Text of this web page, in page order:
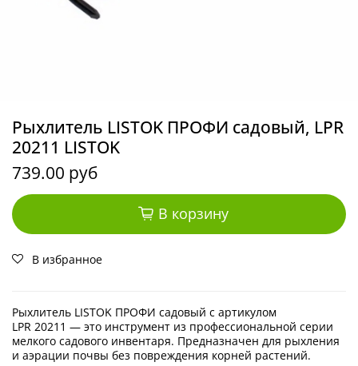
Рыхлитель LISTOK ПРОФИ садовый, LPR
20211 LISTOK
739.00 руб
В корзину
В избранное
Рыхлитель LISTOK ПРОФИ садовый с артикулом
LPR 20211 — это инструмент из профессиональной серии
мелкого садового инвентаря. Предназначен для рыхления
и аэрации почвы без повреждения корней растений.